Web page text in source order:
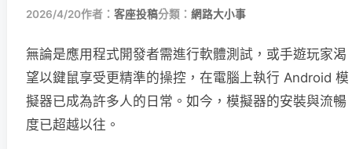
2026/4/20作者： 客座投稿分類： 網路大小事
無論是應用程式開發者需進行軟體測試，或手遊玩家渴
望以鍵鼠享受更精準的操控，在電腦上執行 Android 模
擬器已成為許多人的日常。如今，模擬器的安裝與流暢
度已超越以往。